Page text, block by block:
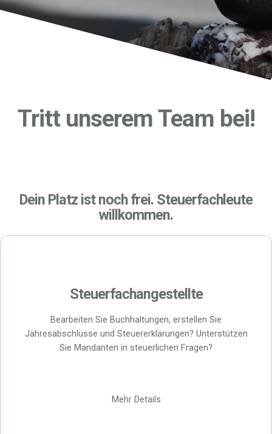
Tritt unserem Team bei!
Dein Platz ist noch frei. Steuerfachleute
willkommen.
Steuerfachangestellte
Bearbeiten Sie Buchhaltungen, erstellen Sie
Jahresabschlüsse und Steuererklärungen? Unterstützen
Sie Mandanten in steuerlichen Fragen?
Mehr Details